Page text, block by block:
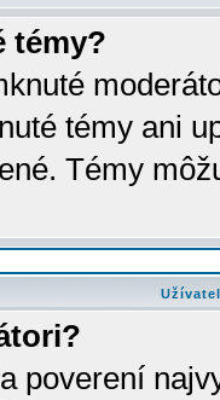
témy?
témy ani
Témy
poverení